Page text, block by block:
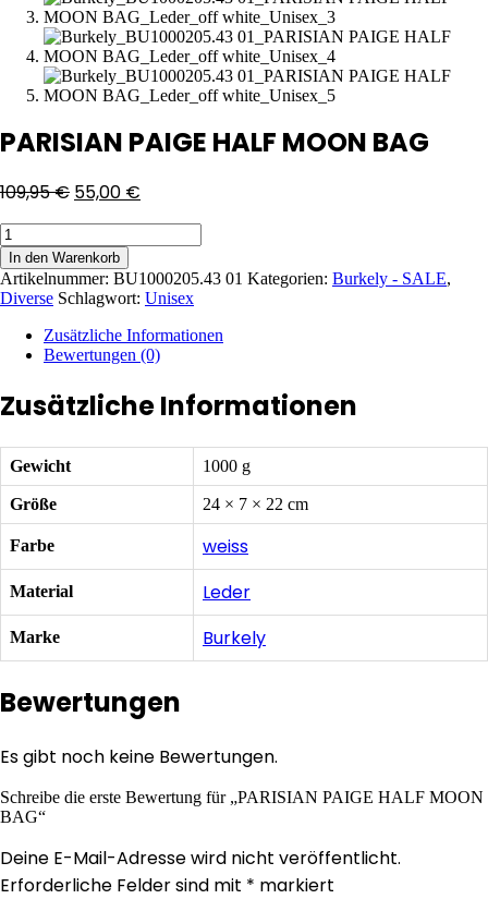
PARISIAN PAIGE HALF MOON BAG
109,95€ 55,00 €
PARISIAN
PAIGE
HALF
MOON
BAG
Menge
In den Warenkorb
Artikelnummer: BU1000205.43 01 Kategorien: Burkely - SALE,
Diverse Schlagwort: Unisex
Zusätzliche Informationen
Bewertungen (0)
Zusätzliche Informationen
Gewicht 1000 g
Größe 24 × 7 × 22 cm
Farbe weiss
Material Leder
Marke Burkely
Bewertungen
Es gibt noch keine Bewertungen.
Schreibe die erste Bewertung für „PARISIAN PAIGE HALF MOON
BAG“
Deine E-Mail-Adresse wird nicht veröffentlicht.
Erforderliche Felder sind mit * markiert